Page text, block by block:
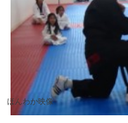
ほんわか映像